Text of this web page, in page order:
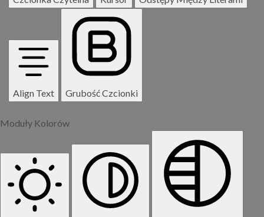
Align Text Grubość Czcionki
Moduły Kolorów